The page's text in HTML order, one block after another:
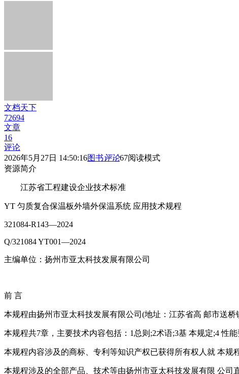
文档天下
72694
文章
16
评论
2026年5月27日 14:50:16图书评论67阅读模式
资源简介
江苏省工程建设企业技术标准
YT 匀质复合保温板外墙外保温系统 应用技术规程
321084-R143—2024
Q/321084 YT001—2024
主编单位：扬州市亚太科技发展有限公司
前 言
本规程由扬州市亚太科技发展有限公司(地址：江苏省高 邮市送桥
本规程共7章，主要技术内容包括：1总则;2术语;3基 本规定;4 性
本规程内容涉及的商标、专利等知识产权已获得所有权人就 本规
本规程涉及的全部产品、技术等由扬州市亚太科技发展有限 公司